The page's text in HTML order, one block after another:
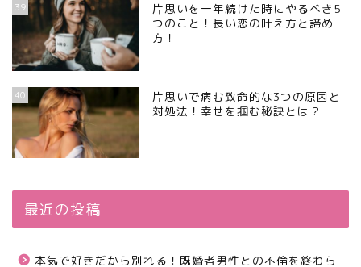
39
片思いを一年続けた時にやるべき5
つのこと！長い恋の叶え方と諦め
方！
40
片思いで病む致命的な3つの原因と
対処法！幸せを掴む秘訣とは？
最近の投稿
本気で好きだから別れる！既婚者男性との不倫を終わら